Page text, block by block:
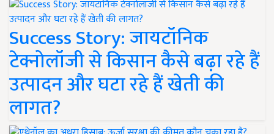
Success Story: जायटॉनिक
टेक्नोलॉजी से किसान कैसे बढ़ा रहे हैं
उत्पादन और घटा रहे हैं खेती की
लागत?